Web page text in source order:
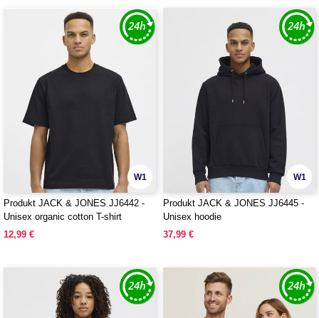
W1
Produkt JACK & JONES JJ6442 -
Unisex organic cotton T-shirt
12,99 €
W1
Produkt JACK & JONES JJ6445 -
Unisex hoodie
37,99 €